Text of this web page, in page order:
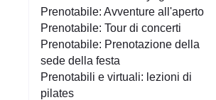
Prenotabile: Avventure all'aperto
Prenotabile: Tour di concerti
Prenotabile: Prenotazione della
sede della festa
Prenotabili e virtuali: lezioni di
pilates